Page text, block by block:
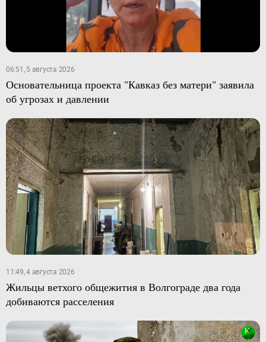
06:51, 5 августа 2026
Основательница проекта "Кавказ без матери" заявила
об угрозах и давлении
11:49, 4 августа 2026
Жильцы ветхого общежития в Волгограде два года
добиваются расселения